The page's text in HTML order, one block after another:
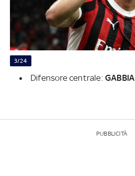
3/24
Difensore centrale: GABBIA
PUBBLICITÀ